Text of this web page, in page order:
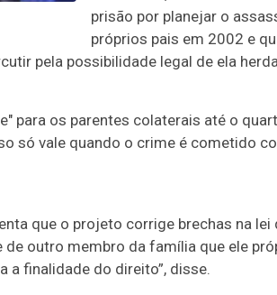
prisão por planejar o
próprios pais em 2002 e
pela possibilidade legal de ela
para os parentes colaterais até o
só vale quando o crime é cometido
que o projeto corrige brechas na lei
outro membro da família que ele
a finalidade do direito”, disse.